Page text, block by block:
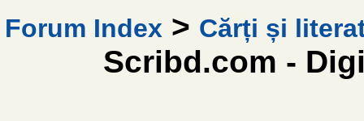
Forum Index > Cărți și
Scribd.com -